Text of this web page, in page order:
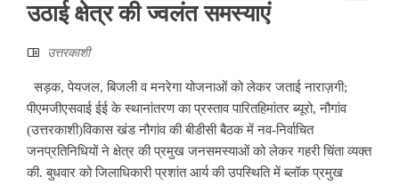
उठाई क्षेत्र की ज्वलंत समस्याएं
उत्तरकाशी
सड़क, पेयजल, बिजली व मनरेगा योजनाओं को लेकर जताई नाराज़गी;
पीएमजीएसवाई ईई के स्थानांतरण का प्रस्ताव पारितहिमांतर ब्यूरो, नौगांव
(उत्तरकाशी)विकास खंड नौगांव की बीडीसी बैठक में नव-निर्वाचित
जनप्रतिनिधियों ने क्षेत्र की प्रमुख जनसमस्याओं को लेकर गहरी चिंता व्यक्त
की. बुधवार को जिलाधिकारी प्रशांत आर्य की उपस्थिति में ब्लॉक प्रमुख